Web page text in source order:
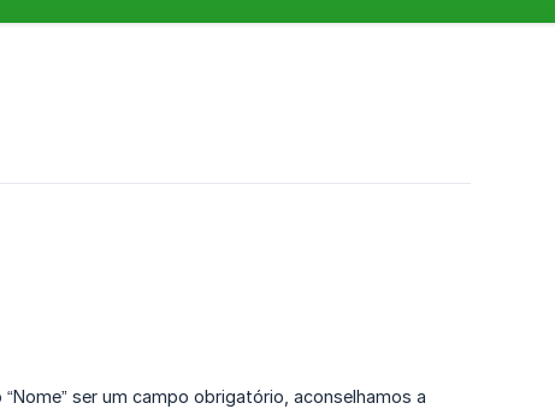
ser um campo obrigatório, aconselhamos a